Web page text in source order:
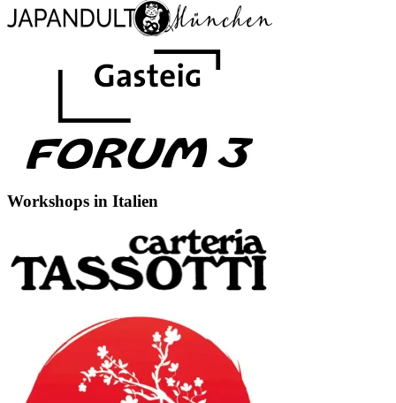
Workshops in Italien